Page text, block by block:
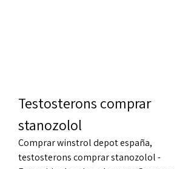
Testosterons comprar
stanozolol
Comprar winstrol depot españa,
testosterons comprar stanozolol -